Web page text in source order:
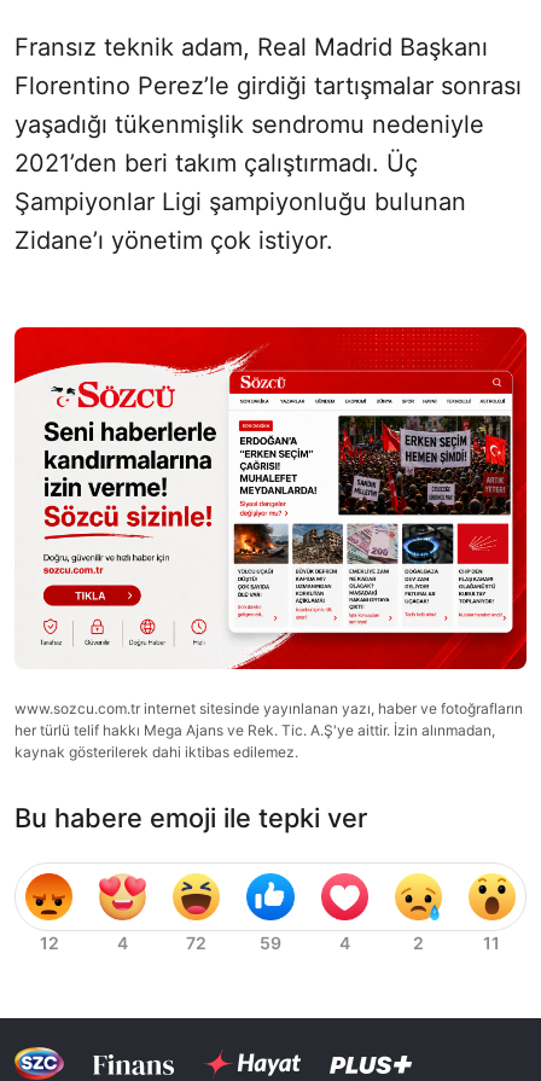
Fransız teknik adam, Real Madrid Başkanı
Florentino Perez’le girdiği tartışmalar sonrası
yaşadığı tükenmişlik sendromu nedeniyle
2021’den beri takım çalıştırmadı. Üç
Şampiyonlar Ligi şampiyonluğu bulunan
Zidane’ı yönetim çok istiyor.
www.sozcu.com.tr internet sitesinde yayınlanan yazı, haber ve fotoğrafların
her türlü telif hakkı Mega Ajans ve Rek. Tic. A.Ş'ye aittir. İzin alınmadan,
kaynak gösterilerek dahi iktibas edilemez.
Bu habere emoji ile tepki ver